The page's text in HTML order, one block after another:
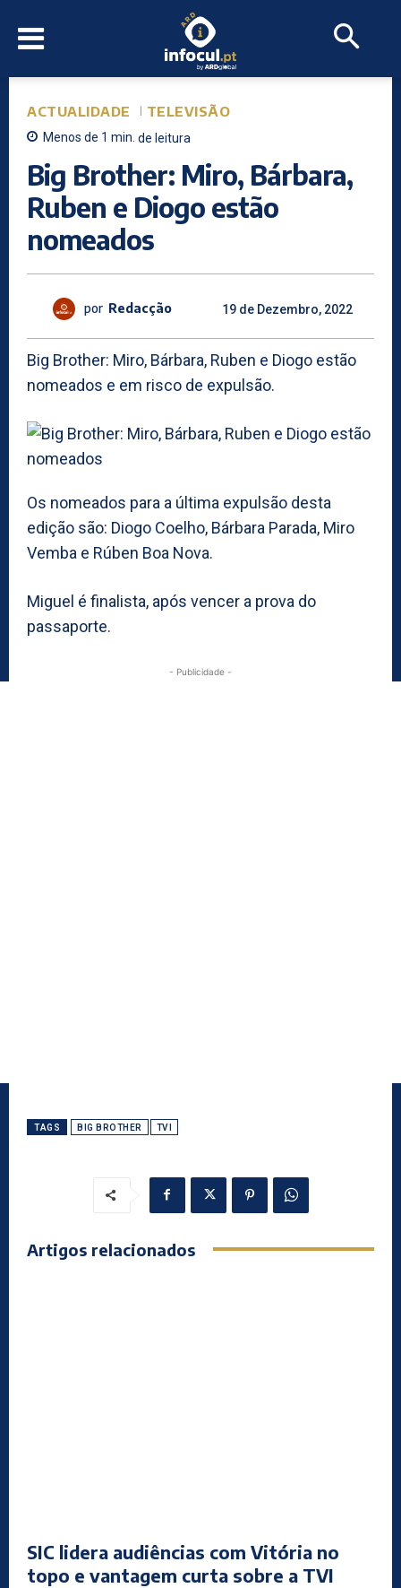
ACTUALIDADE TELEVISÃO
Menos de 1 min. de leitura
Big Brother: Miro, Bárbara,
Ruben e Diogo estão
nomeados
por Redacção 19 de Dezembro, 2022
Big Brother: Miro, Bárbara, Ruben e Diogo estão
nomeados e em risco de expulsão.
Os nomeados para a última expulsão desta
edição são: Diogo Coelho, Bárbara Parada, Miro
Vemba e Rúben Boa Nova.
Miguel é finalista, após vencer a prova do
passaporte.
- Publicidade -
TAGS BIG BROTHER TVI
Artigos relacionados
SIC lidera audiências com Vitória no
topo e vantagem curta sobre a TVI